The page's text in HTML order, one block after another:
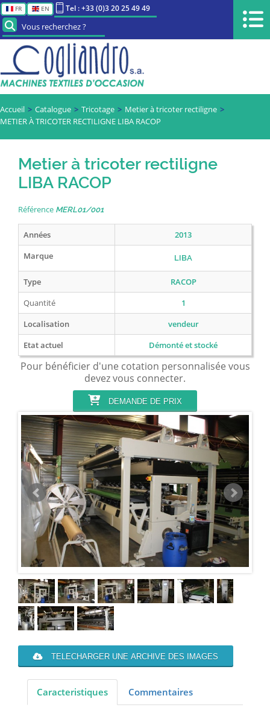
FR EN Tel : +33 (0)3 20 25 49 49
Vous recherchez ?
Accueil Catalogue Tricotage
Metier à tricoter rectiligne
METIER À TRICOTER RECTILIGNE LIBA RACOP
Metier à tricoter rectiligne
LIBA RACOP
Référence MERL01/001
Années
2013
Marque
LIBA
Type
RACOP
Quantité
1
Localisation
vendeur
Etat actuel
Démonté et stocké
Pour bénéficier d'une cotation personnalisée vous
devez vous connecter.
DEMANDE DE PRIX
TELECHARGER UNE ARCHIVE DES IMAGES
Caracteristiques Commentaires